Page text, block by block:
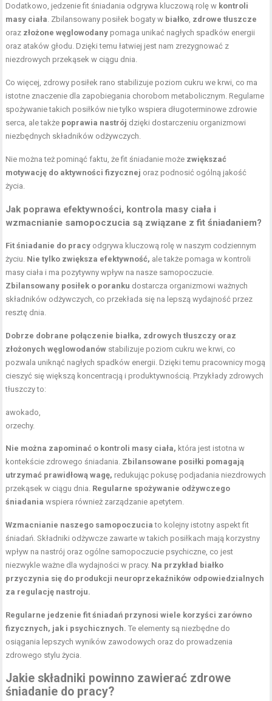
Dodatkowo, jedzenie fit śniadania odgrywa kluczową rolę w kontroli
masy ciała . Zbilansowany posiłek bogaty w białko zdrowe tłuszcze
oraz złożone węglowodany pomaga unikać nagłych spadków energii
oraz ataków głodu. Dzięki temu łatwiej jest nam zrezygnować z
niezdrowych przekąsek w ciągu dnia.
Co więcej, zdrowy posiłek rano stabilizuje poziom cukru we krwi, co ma
istotne znaczenie dla zapobiegania chorobom metabolicznym. Regularne
spożywanie takich posiłków nie tylko wspiera długoterminowe zdrowie
serca, ale także poprawia nastrój dzięki dostarczeniu organizmowi
niezbędnych składników odżywczych.
Nie można też pominąć faktu, że fit śniadanie może zwiększać
motywację do aktywności fizycznej oraz podnosić ogólną jakość
życia.
Jak poprawa efektywności, kontrola masy ciała i
wzmacnianie samopoczucia są związane z fit śniadaniem?
Fit śniadanie do pracy odgrywa kluczową rolę w naszym codziennym
życiu. Nie tylko zwiększa efektywność, ale także pomaga w kontroli
masy ciała i ma pozytywny wpływ na nasze samopoczucie.
Zbilansowany posiłek o poranku dostarcza organizmowi ważnych
składników odżywczych, co przekłada się na lepszą wydajność przez
resztę dnia.
Dobrze dobrane połączenie białka, zdrowych tłuszczy oraz
złożonych węglowodanów stabilizuje poziom cukru we krwi, co
pozwala uniknąć nagłych spadków energii. Dzięki temu pracownicy mogą
cieszyć się większą koncentracją i produktywnością. Przykłady zdrowych
tłuszczy to:
awokado,
orzechy.
Nie można zapominać o kontroli masy ciała, która jest istotna w
kontekście zdrowego śniadania. Zbilansowane posiłki pomagają
utrzymać prawidłową wagę, redukując pokusę podjadania niezdrowych
przekąsek w ciągu dnia. Regularne spożywanie odżywczego
śniadania wspiera również zarządzanie apetytem
Wzmacnianie naszego samopoczucia to kolejny istotny aspekt fit
śniadań. Składniki odżywcze zawarte w takich posiłkach mają korzystny
wpływ na nastrój oraz ogólne samopoczucie psychiczne, co jest
niezwykle ważne dla wydajności w pracy. Na przykład białko
przyczynia się do produkcji neuroprzekaźników odpowiedzialnych
za regulację nastroju.
Regularne jedzenie fit śniadań przynosi wiele korzyści zarówno
fizycznych, jak i psychicznych. Te elementy są niezbędne do
osiągania lepszych wyników zawodowych oraz do prowadzenia
zdrowego stylu życia.
Jakie składniki powinno zawierać zdrowe
śniadanie do pracy?